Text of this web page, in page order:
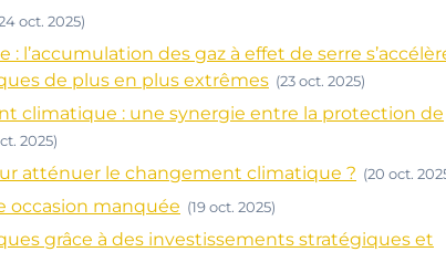
oct. 2025)
l’accumulation des gaz à effet de serre
de plus en plus extrêmes (23 oct. 2025)
climatique : une synergie entre la protection de
2025)
atténuer le changement climatique ? (20 oct.
occasion manquée (19 oct. 2025)
grâce à des investissements stratégiques et